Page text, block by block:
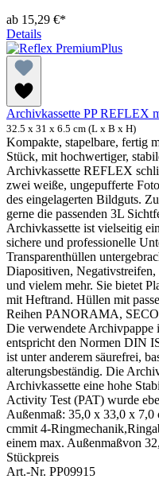
ab 15,29 €*
Details
Archivkassette PP REFLEX
32.5 x 31 x 6.5 cm (L x B x H)
Kompakte, stapelbare, fertig
Stück, mit hochwertiger,
Archivkassette REFLEX
zwei weiße, ungepufferte
des eingelagerten Bildguts.
gerne die passenden 3L
Archivkassette ist vielseitig
sichere und professionelle
Transparenthüllen
Diapositiven,
und vielem mehr. Sie bietet
mit Heftrand. Hüllen mit
Reihen PANORAMA,
Die verwendete Archivpappe
entspricht den Normen DIN
ist unter anderem säurefrei,
alterungsbeständig. Die
Archivkassette eine hohe
Activity Test (PAT) wurde
Außenmaß: 35,0 x 33,0 x
cmmit 4-
einem max. Außenmaßvon
Stückpreis
Art.-Nr. PP09915